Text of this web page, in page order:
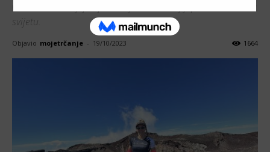
vulkan Fudži koji je ujedno i jedan od najljepših vulkana na
svijetu.
Objavio mojetrčanje - 19/10/2023 1664